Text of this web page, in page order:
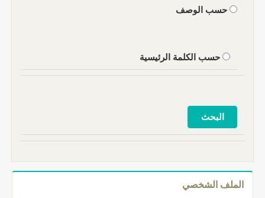
حسب الوصف
حسب الكلمة الرئيسية
الملف الشخصي